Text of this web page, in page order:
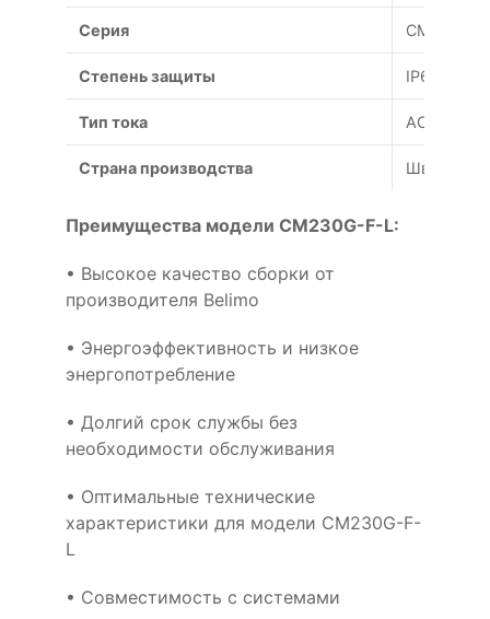
Серия СM
Степень защиты IP66
Тип тока AC
Страна производства
Преимущества модели CM230G-F-L:
• Высокое качество сборки от
производителя Belimo
• Энергоэффективность и низкое
энергопотребление
• Долгий срок службы без
необходимости обслуживания
• Оптимальные технические
характеристики для модели CM230G-F-
L
• Совместимость с системами